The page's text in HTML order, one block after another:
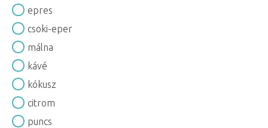
epres
csoki-eper
málna
kávé
kókusz
citrom
puncs